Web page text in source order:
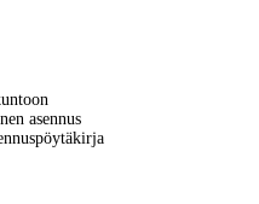
asennus